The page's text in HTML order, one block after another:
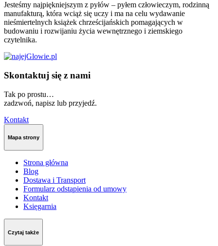
Jesteśmy najpiękniejszym z pyłów – pyłem człowieczym, rodzinną
manufakturą, która wciąż się uczy i ma na celu wydawanie
nieśmiertelnych książek chrześcijańskich pomagających w
budowaniu i rozwijaniu życia wewnętrznego i ziemskiego
czytelnika.
Skontaktuj się z nami
Tak po prostu…
zadzwoń, napisz lub przyjedź.
Kontakt
Mapa strony
Strona główna
Blog
Dostawa i Transport
Formularz odstąpienia od umowy
Kontakt
Księgarnia
Czytaj także